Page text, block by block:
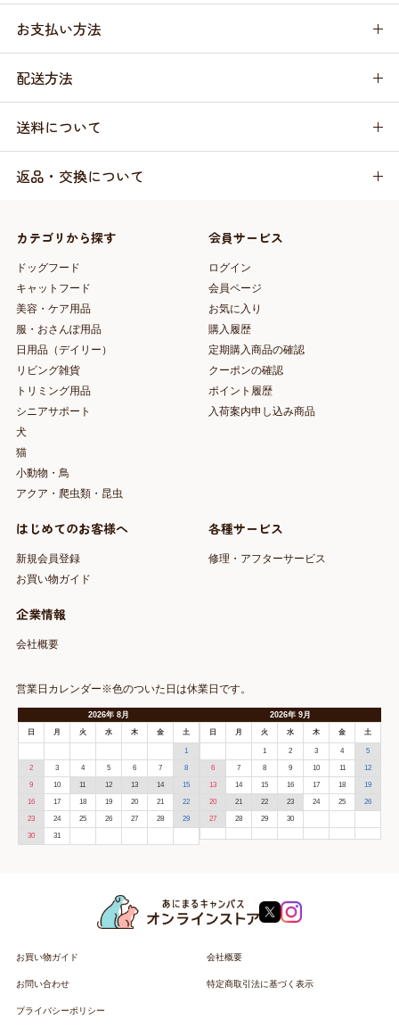
お支払い方法
配送方法
送料について
返品・交換について
カテゴリから探す
ドッグフード
キャットフード
美容・ケア用品
服・おさんぽ用品
日用品（デイリー）
リビング雑貨
トリミング用品
シニアサポート
犬
猫
小動物・鳥
アクア・爬虫類・昆虫
会員サービス
ログイン
会員ページ
お気に入り
購入履歴
定期購入商品の確認
クーポンの確認
ポイント履歴
入荷案内申し込み商品
はじめてのお客様へ
新規会員登録
お買い物ガイド
各種サービス
修理・アフターサービス
企業情報
会社概要
営業日カレンダー※色のついた日は休業日です。
2026年 8月
日 月 火 水 木 金 土
1
2 3 4 5 6 7 8
9 10 11 12 13 14 15
16 17 18 19 20 21 22
23 24 25 26 27 28 29
30 31
2026年9月
日 月 火 水 木 金 土
1 2 3 4 5
6 7 8 9 10 11 12
13 14 15 16 17 18 19
20 21 22 23 24 25 26
27 28 29 30
お買い物ガイド 会社概要
お問い合わせ 特定商取引法に基づく表示
プライバシーポリシー